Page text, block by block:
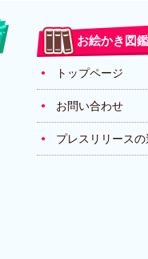
お絵かき図
トップページ
お問い合わせ
プレスリリース